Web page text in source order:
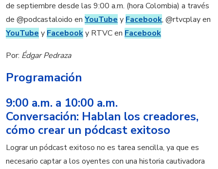
de septiembre desde las 9:00 a.m. (hora Colombia) a través
de @podcastaloido en YouTube y Facebook, @rtvcplay en
YouTube y Facebooky RTVC en Facebook
Por: Édgar Pedraza
Programación
9:00 a.m. a 10:00 a.m.
Conversación: Hablan los creadores,
cómo crear un pódcast exitoso
Lograr un pódcast exitoso no es tarea sencilla, ya que es
necesario captar a los oyentes con una historia cautivadora